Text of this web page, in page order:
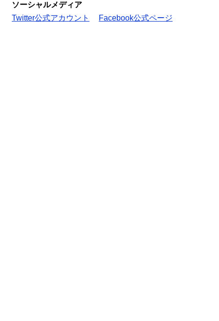
ソーシャルメディア
Twitter公式アカウント
Facebook公式ページ